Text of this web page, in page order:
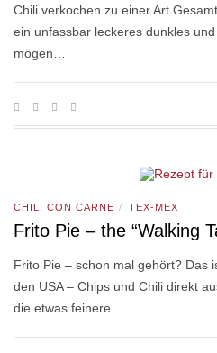
Chili verkochen zu einer Art
ein unfassbar leckeres dunkles
mögen…
CHILI CON CARNE / TEX-MEX
Frito Pie – the “Walking
Frito Pie – schon mal gehört? Das
den USA – Chips und Chili direkt
die etwas feinere…